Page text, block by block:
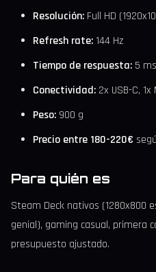
Resolución: Full HD
Refresh rate:144 Hz
Tiempo de respuesta: 5 ms
Conectividad: 2x USB-C, 1x
Peso: 900 g
Precio entre 180-220€
Para quién es
Steam Deck nativos (1280x800
genial), gaming casual, primera
presupuesto ajustado.